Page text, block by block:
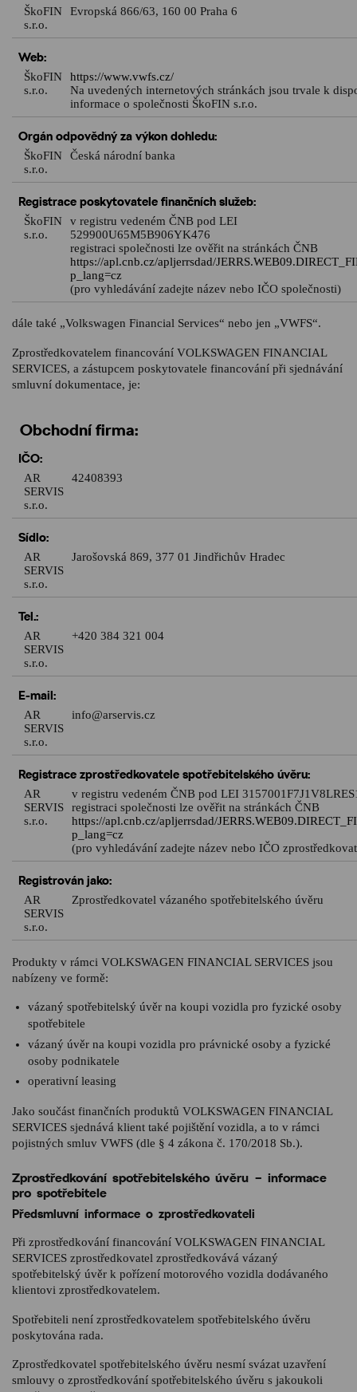
ŠkoFIN
s.r.o.
Evropská 866/63, 160 00 Praha 6
Web:
ŠkoFIN
s.r.o.
https://www.vwfs.cz/
Na uvedených internetových stránkách jsou trvale k
informace o společnosti ŠkoFIN s.r.o.
Orgán odpovědný za výkon dohledu:
ŠkoFIN
s.r.o.
Česká národní banka
Registrace poskytovatele finančních služeb:
ŠkoFIN
s.r.o.
v registru vedeném ČNB pod LEI
529900U65M5B906YK476
registraci společnosti lze ověřit na stránkách ČNB
https://apl.cnb.cz/apljerrsdad/
p_lang=cz
(pro vyhledávání zadejte název nebo IČO společnosti)
dále také „Volkswagen Financial Services“ nebo jen „VWFS“.
Zprostředkovatelem financování VOLKSWAGEN FINANCIAL
SERVICES, a zástupcem poskytovatele financování při sjednávání
smluvní dokumentace, je:
Obchodní firma:
IČO:
AR
SERVIS
s.r.o.
42408393
Sídlo:
AR
SERVIS
s.r.o.
Jarošovská 869, 377 01 Jindřichův Hradec
Tel.:
AR
SERVIS
s.r.o.
+420 384 321 004
E-mail:
AR
SERVIS
s.r.o.
info@arservis.cz
Registrace zprostředkovatele spotřebitelského úvěru:
AR
SERVIS
s.r.o.
v registru vedeném ČNB pod LEI
registraci společnosti lze ověřit na stránkách ČNB
https://apl.cnb.cz/apljerrsdad/
p_lang=cz
(pro vyhledávání zadejte název nebo IČO
Registrován jako:
AR
SERVIS
s.r.o.
Zprostředkovatel vázaného spotřebitelského úvěru
Produkty v rámci VOLKSWAGEN FINANCIAL SERVICES jsou
nabízeny ve formě:
vázaný spotřebitelský úvěr na koupi vozidla pro fyzické osoby
spotřebitele
vázaný úvěr na koupi vozidla pro právnické osoby a fyzické
osoby podnikatele
operativní leasing
Jako součást finančních produktů VOLKSWAGEN FINANCIAL
SERVICES sjednává klient také pojištění vozidla, a to v rámci
pojistných smluv VWFS (dle § 4 zákona č. 170/2018 Sb.).
Zprostředkování spotřebitelského úvěru – informace
pro spotřebitele
Předsmluvní informace o zprostředkovateli
Při zprostředkování financování VOLKSWAGEN FINANCIAL
SERVICES zprostředkovatel zprostředkovává vázaný
spotřebitelský úvěr k pořízení motorového vozidla dodávaného
klientovi zprostředkovatelem.
Spotřebiteli není zprostředkovatelem spotřebitelského úvěru
poskytována rada.
Zprostředkovatel spotřebitelského úvěru nesmí svázat uzavření
smlouvy o zprostředkování spotřebitelského úvěru s jakoukoli